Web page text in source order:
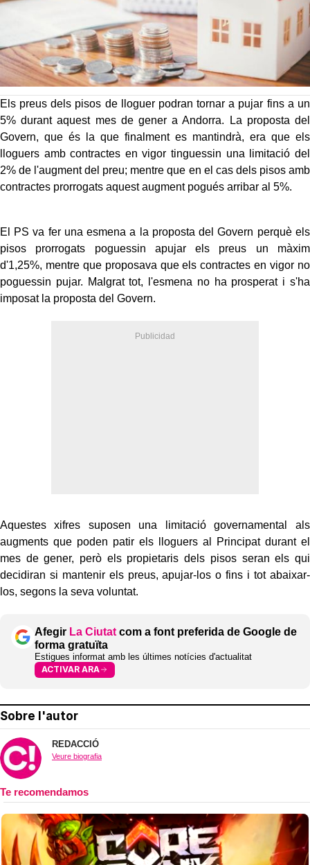
Els preus dels pisos de lloguer podran tornar a pujar fins a un
5% durant aquest mes de gener a Andorra. La proposta del
Govern, que és la que finalment es mantindrà, era que els
lloguers amb contractes en vigor tinguessin una limitació del
2% de l'augment del preu; mentre que en el cas dels pisos amb
contractes prorrogats aquest augment pogués arribar al 5%.
El PS va fer una esmena a la proposta del Govern perquè els
pisos prorrogats poguessin apujar els preus un màxim
d'1,25%, mentre que proposava que els contractes en vigor no
poguessin pujar. Malgrat tot, l'esmena no ha prosperat i s'ha
imposat la proposta del Govern.
Aquestes xifres suposen una limitació governamental als
augments que poden patir els lloguers al Principat durant el
mes de gener, però els propietaris dels pisos seran els qui
decidiran si mantenir els preus, apujar-los o fins i tot abaixar-
los, segons la seva voluntat.
Afegir La Ciutat com a font preferida de Google de
forma gratuïta
Estigues informat amb les últimes notícies d'actualitat
ACTIVAR ARA
Sobre l'autor
REDACCIÓ
Veure biografia